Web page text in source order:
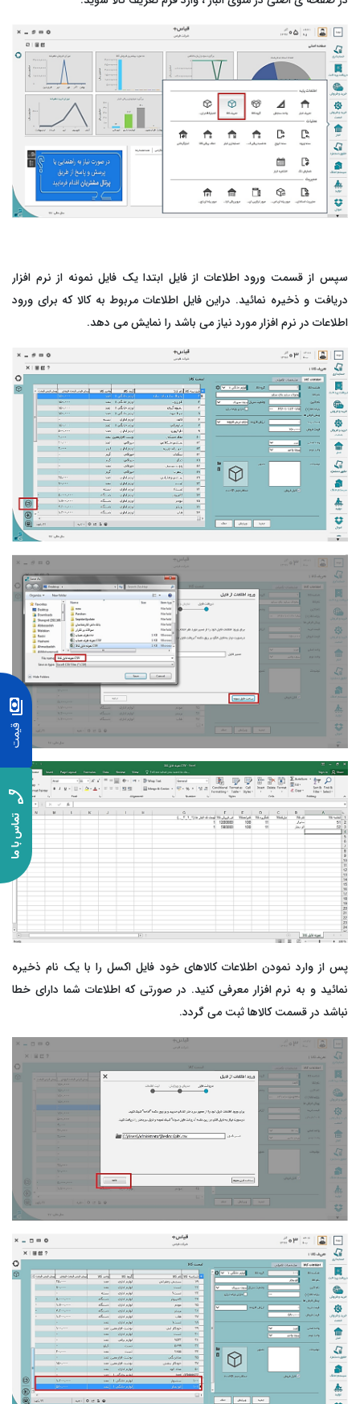
درآمد و هزینه خدمات با گزارش‌های شفاف و کاربردی
تولید
و دستمزد
انبار
خدمات
و فروش
سپس از قسمت ورود اطلاعات از فایل ابتدا یک فایل نمونه از نرم افزار
دریافت و ذخیره نمائید. دراین فایل اطلاعات مربوط به کالا که برای ورود
اطلاعات در نرم افزار مورد نیاز می باشد را نمایش می دهد.
پس از وارد نمودن اطلاعات کالاهای خود فایل اکسل را با یک نام ذخیره
نمائید و به نرم افزار معرفی کنید. در صورتی که اطلاعات شما دارای خطا
نباشد در قسمت کالاها ثبت می گردد.